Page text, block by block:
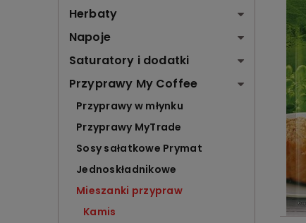
Herbaty
Napoje
Saturatory i dodatki
Przyprawy My Coffee
Przyprawy w młynku
Przyprawy MyTrade
Sosy sałatkowe Prymat
Jednoskładnikowe
Mieszanki przypraw
Kamis